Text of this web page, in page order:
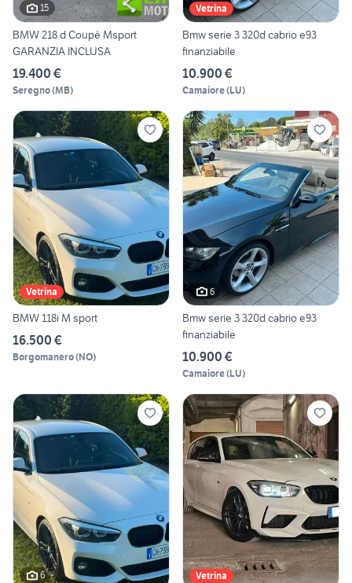
15
BMW 218 d Coupé Msport
GARANZIA INCLUSA
19.400 €
Seregno(MB)
Vetrina
Bmw serie 3 320d cabrio e93
finanziabile
10.900 €
Camaiore(LU)
Vetrina
BMW 118i M sport
16.500 €
Borgomanero(NO)
6
Bmw serie 3 320d cabrio e93
finanziabile
10.900 €
Camaiore(LU)
6 Vetrina